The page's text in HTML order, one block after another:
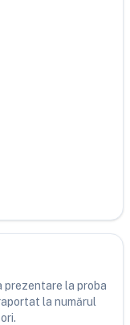
prezentare la proba
la numărul